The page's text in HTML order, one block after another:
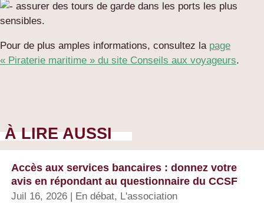
assurer des tours de garde dans les ports les plus
sensibles.
Pour de plus amples informations, consultez la page
« Piraterie maritime » du site Conseils aux voyageurs.
À LIRE AUSSI
Accès aux services bancaires : donnez votre
avis en répondant au questionnaire du CCSF
Juil 16, 2026 En débat, L'association